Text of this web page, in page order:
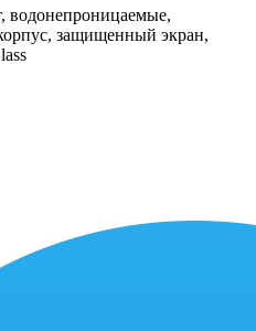
водонепроницаемые,
защищенный экран,